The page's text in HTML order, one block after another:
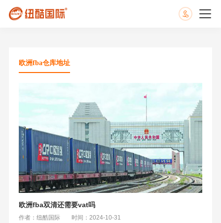
欧洲fba仓库地址
欧洲fba双清还需要vat吗
作者：纽酷国际 时间：2024-10-31